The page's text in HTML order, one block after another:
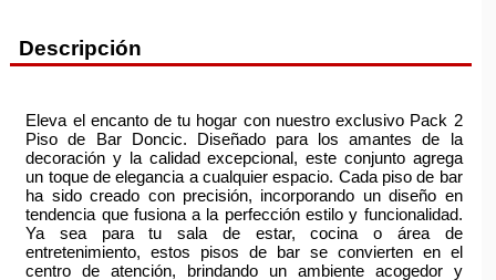
Descripción
Eleva el encanto de tu hogar con nuestro exclusivo Pack 2
Piso de Bar Doncic. Diseñado para los amantes de la
decoración y la calidad excepcional, este conjunto agrega
un toque de elegancia a cualquier espacio. Cada piso de bar
ha sido creado con precisión, incorporando un diseño en
tendencia que fusiona a la perfección estilo y funcionalidad.
Ya sea para tu sala de estar, cocina o área de
entretenimiento, estos pisos de bar se convierten en el
centro de atención, brindando un ambiente acogedor y